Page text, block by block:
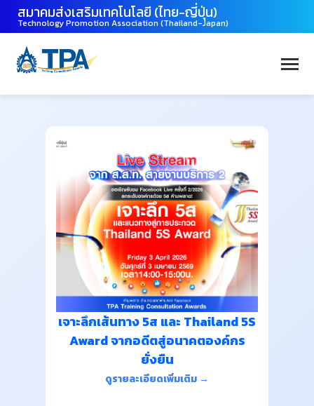
สมาคมส่งเสริมเทคโนโลยี (ไทย-ญี่ปุ่น)
Technology Promotion Association (Thailand-Japan)
เจาะลึกเส้นทาง 5ส และ Thailand 5S
Award จากอดีตสู่อนาคตองค์กร
ยั่งยืน
ดูรายละเอียดเพิ่มเติม →